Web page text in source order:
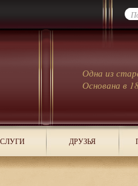
Одна из
Основана в
ДРУЗЬЯ